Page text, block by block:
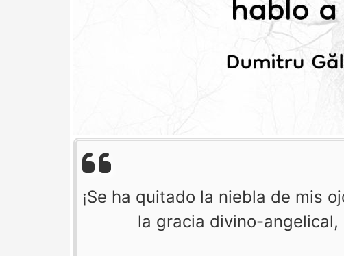
¡Se ha quitado la niebla de mis
la gracia divino-